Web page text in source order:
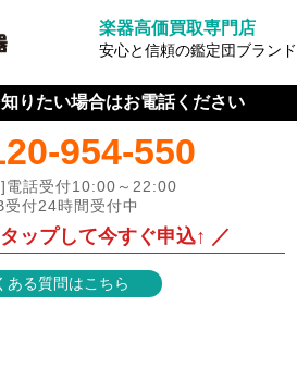
楽器高価買取専門店
安心と信頼の鑑定団ブランド
りたい場合はお電話ください
954-550
電話受付10:00～22:00
受付24時間受付中
ップして今すぐ申込↑ ／
ある質問はこちら